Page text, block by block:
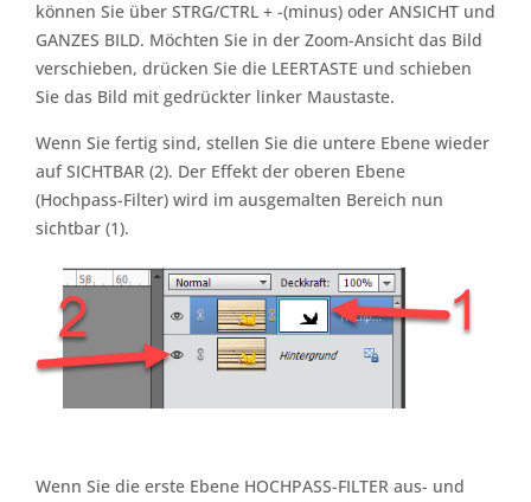
können Sie über STRG/CTRL + -(minus) oder ANSICHT und
GANZES BILD. Möchten Sie in der Zoom-Ansicht das Bild
verschieben, drücken Sie die LEERTASTE und schieben
Sie das Bild mit gedrückter linker Maustaste.
Wenn Sie fertig sind, stellen Sie die untere Ebene wieder
auf SICHTBAR (2). Der Effekt der oberen Ebene
(Hochpass-Filter) wird im ausgemalten Bereich nun
sichtbar (1).
Wenn Sie die erste Ebene HOCHPASS-FILTER aus- und